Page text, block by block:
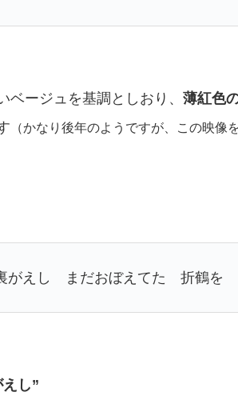
ベージュを基調としおり、 薄紅色
（かなり後年のようですが、この映像
がえし まだおぼえてた 折鶴を
し”